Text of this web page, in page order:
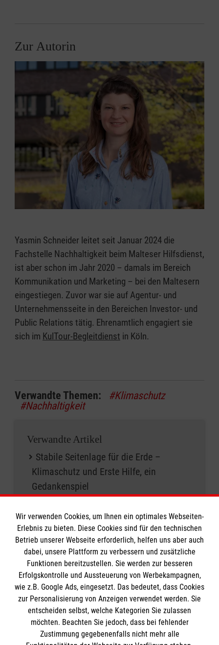
Zur Autorin
Yasmin Schneider leitet seit Januar 2024 die
Fachstelle Nachhaltigkeit beim Malteser Hilfsdienst,
ist aber schon im Jahr 2020 – damals im Bereich
Kommunikation und Marketing – bei den Maltesern
eingestiegen. Zuvor war sie auf Agentur- und
Unternehmensseite in den Bereichen Investor- und
Public Relations tätig. Ehrenamtlich engagiert sie
sich im KulTour-Begleitdienst in Köln.
Verwandte Themen:
#Klimaschutz
#Nachhaltigkeit
Verwandte Artikel
Stabile Seitenlage für die Erde –
Klimaschutz und Erste Hilfe, ein
Gedankenspiel
Mission für den Sommer
Die Klimastrategie des Malteser
Hilfsdienst wird fortgeschrieben
Links zum Artikel
Nachhaltig bei den Maltesern
Malteser für den Klimaschutz
Mehr Artikel zu Nachhaltigkeit
Wir verwenden Cookies, um Ihnen ein optimales Webseiten-
Erlebnis zu bieten. Diese Cookies sind für den technischen
Betrieb unserer Webseite erforderlich, helfen uns aber auch
dabei, unsere Plattform zu verbessern und zusätzliche
Funktionen bereitzustellen. Sie werden zur besseren
Erfolgskontrolle und Aussteuerung von Werbekampagnen,
wie z.B. Google Ads, eingesetzt. Das bedeutet, dass Cookies
zur Personalisierung von Anzeigen verwendet werden. Sie
entscheiden selbst, welche Kategorien Sie zulassen
möchten. Beachten Sie jedoch, dass bei fehlender
Zustimmung gegebenenfalls nicht mehr alle